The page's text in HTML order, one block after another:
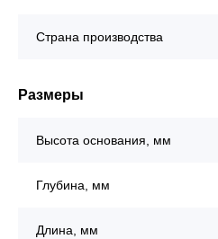
Страна производства
Размеры
Высота основания, мм
Глубина, мм
Длина, мм